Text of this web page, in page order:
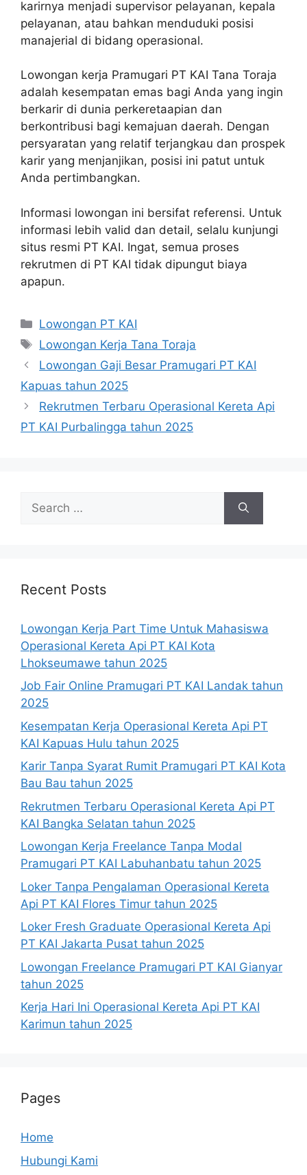
karirnya menjadi supervisor pelayanan, kepala
pelayanan, atau bahkan menduduki posisi
manajerial di bidang operasional.
Lowongan kerja Pramugari PT KAI Tana Toraja
adalah kesempatan emas bagi Anda yang ingin
berkarir di dunia perkeretaapian dan
berkontribusi bagi kemajuan daerah. Dengan
persyaratan yang relatif terjangkau dan prospek
karir yang menjanjikan, posisi ini patut untuk
Anda pertimbangkan.
Informasi lowongan ini bersifat referensi. Untuk
informasi lebih valid dan detail, selalu kunjungi
situs resmi PT KAI. Ingat, semua proses
rekrutmen di PT KAI tidak dipungut biaya
apapun.
Categories
Lowongan PT KAI
Tags
Lowongan Kerja Tana Toraja
Lowongan Gaji Besar Pramugari PT KAI
Kapuas tahun 2025
Rekrutmen Terbaru Operasional Kereta Api
PT KAI Purbalingga tahun 2025
for:
Recent Posts
Lowongan Kerja Part Time Untuk Mahasiswa
Operasional Kereta Api PT KAI Kota
Lhokseumawe tahun 2025
Job Fair Online Pramugari PT KAI Landak tahun
2025
Kesempatan Kerja Operasional Kereta Api PT
KAI Kapuas Hulu tahun 2025
Karir Tanpa Syarat Rumit Pramugari PT KAI Kota
Bau Bau tahun 2025
Rekrutmen Terbaru Operasional Kereta Api PT
KAI Bangka Selatan tahun 2025
Lowongan Kerja Freelance Tanpa Modal
Pramugari PT KAI Labuhanbatu tahun 2025
Loker Tanpa Pengalaman Operasional Kereta
Api PT KAI Flores Timur tahun 2025
Loker Fresh Graduate Operasional Kereta Api
PT KAI Jakarta Pusat tahun 2025
Lowongan Freelance Pramugari PT KAI Gianyar
tahun 2025
Kerja Hari Ini Operasional Kereta Api PT KAI
Karimun tahun 2025
Pages
Home
Hubungi Kami